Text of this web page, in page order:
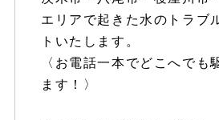
エリアで起きた水のトラブ
トいたします。
〈お電話一本でどこへでも
ます！〉